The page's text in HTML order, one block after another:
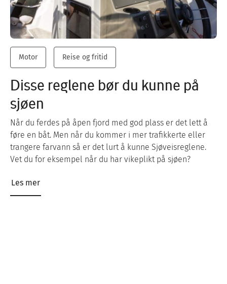
Motor Reise og fritid
Disse reglene bør du kunne på
sjøen
Når du ferdes på åpen fjord med god plass er det lett å
føre en båt. Men når du kommer i mer trafikkerte eller
trangere farvann så er det lurt å kunne Sjøveisreglene.
Vet du for eksempel når du har vikeplikt på sjøen?
Les mer